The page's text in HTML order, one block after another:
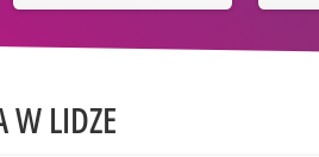
W LIDZE